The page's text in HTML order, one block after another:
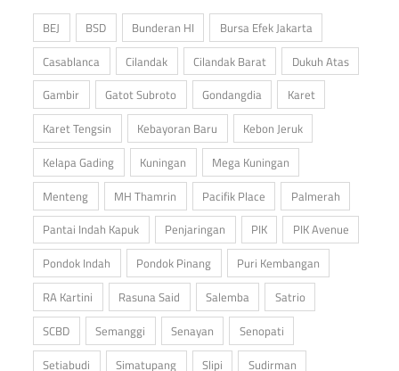
BEJ BSD Bunderan HI
Bursa Efek Jakarta
Casablanca
Cilandak Cilandak Barat
Dukuh Atas
Gambir
Gatot Subroto Gondangdia
Karet
Karet Tengsin
Kebayoran Baru
Kebon Jeruk
Kelapa Gading
Kuningan
Mega Kuningan
Menteng
MH Thamrin Pacifik Place
Palmerah
Pantai Indah Kapuk
Penjaringan PIK
PIK Avenue
Pondok Indah
Pondok Pinang
Puri Kembangan
RA Kartini
Rasuna Said Salemba
Satrio
SCBD
Semanggi Senayan
Senopati
Setiabudi
Simatupang Slipi
Sudirman